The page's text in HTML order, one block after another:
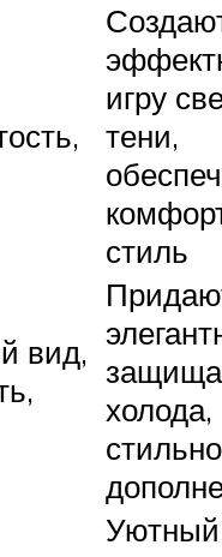
игру
тени,
стиль
вид,
холода,
Уютный